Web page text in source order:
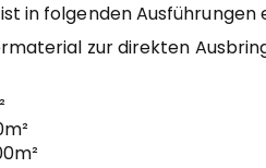
in folgenden Ausführungen
zur direkten